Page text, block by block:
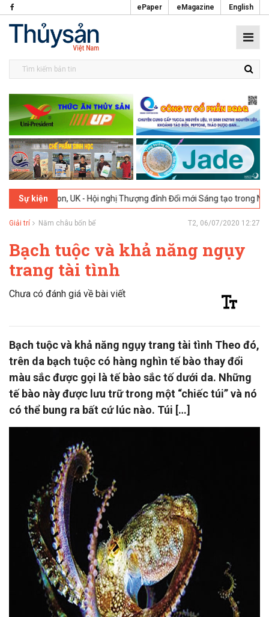
ePaper eMagazine English
Sự kiện
London, UK - Hội nghị Thượng đỉnh Đổi mới Sáng tạo trong Ngành
Giải trí Năm châu bốn bể T2, 06/07/2020 12:27
Bạch tuộc và khả năng ngụy
trang tài tình
Chưa có đánh giá về bài viết
Bạch tuộc và khả năng ngụy trang tài tình Theo đó,
trên da bạch tuộc có hàng nghìn tế bào thay đổi
màu sắc được gọi là tế bào sắc tố dưới da. Những
tế bào này được lưu trữ trong một “chiếc túi” và nó
có thể bung ra bất cứ lúc nào. Túi […]